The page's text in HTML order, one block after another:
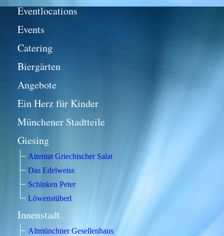
Eventlocations
Events
Catering
Biergärten
Angebote
Ein Herz für Kinder
Münchener Stadtteile
Giesing
Attentat Griechischer Salat
Das Edelweiss
Schinken Peter
Löwenstüberl
Innenstadt
Altmünchner Gesellenhaus